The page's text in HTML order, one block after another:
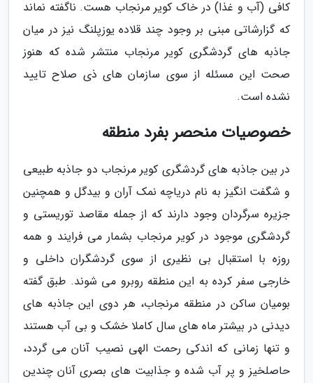
کافی (آب و غذا) در خاک کویر مرنجاب هست. ناگفته نماند
که گزارشاتی مبنی بر وجود چند قلاده یوزپلنگ نیز در میان
جاذبه های گردشگری کویر مرنجاب منتشر شده که هنوز
صحت این مسئله از سوی سازمان های ذی صلاح تایید
نشده است.
خصوصیات منحصر بفرد منطقه
در بین جاذبه های گردشگری کویر مرنجاب دو جاذبه طبیعی
و شگفت انگیز به نام دریاچه نمک آران و بیدگل و همچنین
جزیره سرگردان وجود دارند که از جمله مقاصد توریستی و
گردشگری موجود در کویر مرنجاب بشمار می فرایند و همه
روزه با استقبال بی نظیری از سوی گردشگران داخلی و
خارجی سفر کرده به این منطقه روبرو می شوند. طبق گفته
بومیان ساکن در منطقه مرنجاب، هر دوی این جاذبه های
دیدنی در بیشتر ماه های سال کاملا خشک و بی آب هستند
و تنها زمانی که اندکی رحمت الهی نصیب آنان می گردد،
حاصلخیز و پر آب شده و جذابیت های بصری آنان چندین